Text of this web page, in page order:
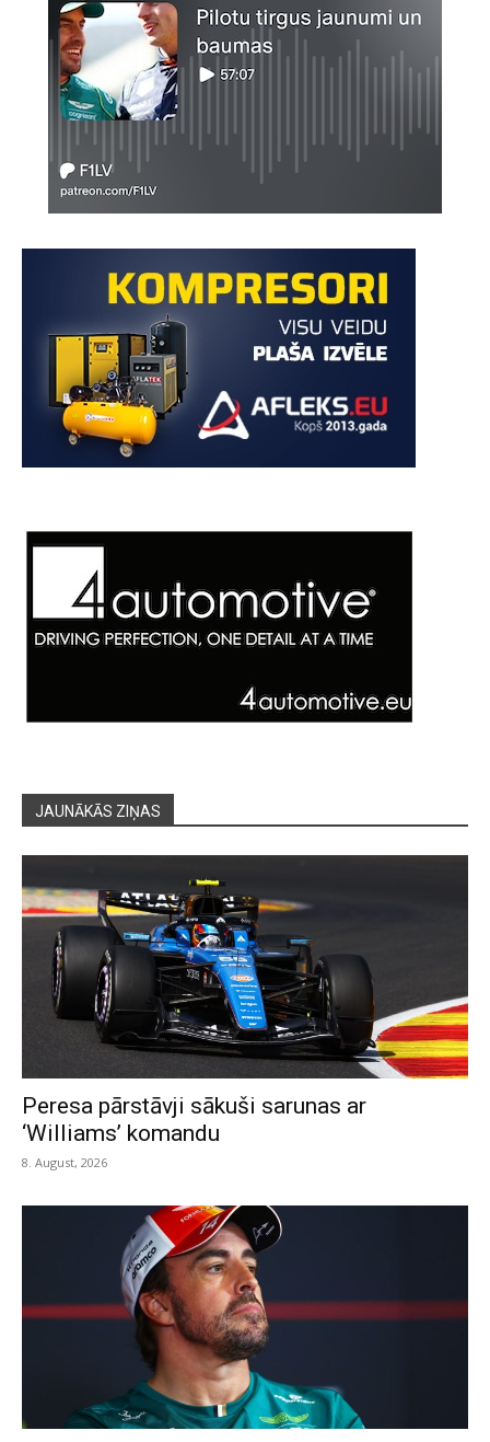
JAUNĀKĀS ZIŅAS
Peresa pārstāvji sākuši sarunas ar
‘Williams’ komandu
8. August, 2026